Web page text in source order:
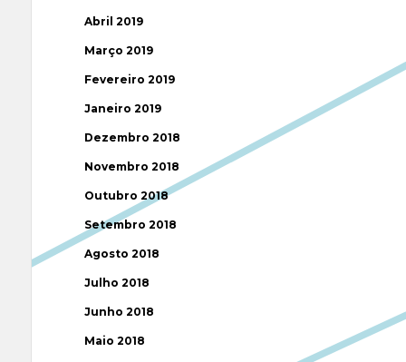
Abril 2019
Março 2019
Fevereiro 2019
Janeiro 2019
Dezembro 2018
Novembro 2018
Outubro 2018
Setembro 2018
Agosto 2018
Julho 2018
Junho 2018
Maio 2018